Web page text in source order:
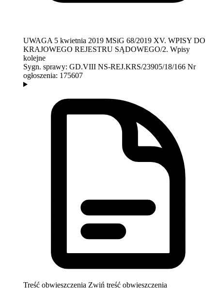
UWAGA 5 kwietnia 2019 MSiG 68/2019 XV. WPISY DO
KRAJOWEGO REJESTRU SĄDOWEGO/2. Wpisy
kolejne
Sygn. sprawy: GD.VIII NS-REJ.KRS/23905/18/166 Nr
ogłoszenia: 175607
Treść obwieszczenia Zwiń treść obwieszczenia